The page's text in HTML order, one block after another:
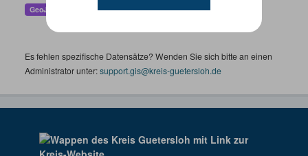
GeoJSON WMS
Es fehlen spezifische Datensätze? Wenden Sie sich bitte an einen
Administrator unter:support.gis@kreis-guetersloh.de